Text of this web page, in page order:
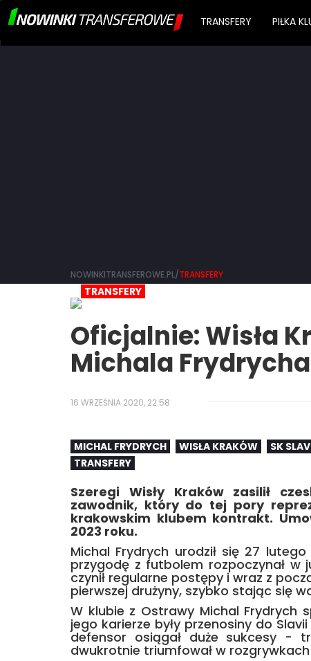
TRANSFERY PIŁKA
NOWINKITRANSFEROWE.PL/TRANSFERY
TRANSFERY
Oficjalnie: Wisła
Michala Frydrycha
16 WRZEŚNIA 2020, 22:58
MICHAL FRYDRYCH WISŁA KRAKÓW SK
TRANSFERY
Szeregi Wisły Kraków zasilił
zawodnik, który do tej pory
krakowskim klubem kontrakt.
2023 roku.
Michal Frydrych urodził się 27
przygodę z futbolem rozpoczynał w
czynił regularne postępy i wraz z
pierwszej drużyny, szybko stając się
W klubie z Ostrawy Michal Frydrych
jego karierze były przenosiny do
defensor osiągał duże sukcesy -
dwukrotnie triumfował w